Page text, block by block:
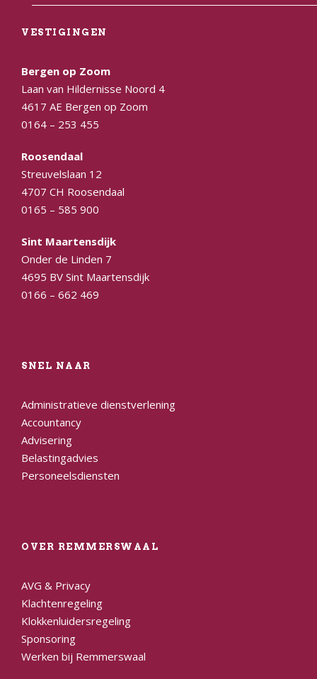
VESTIGINGEN
Bergen op Zoom
Laan van Hildernisse Noord 4
4617 AE Bergen op Zoom
0164 – 253 455
Roosendaal
Streuvelslaan 12
4707 CH Roosendaal
0165 – 585 900
Sint Maartensdijk
Onder de Linden 7
4695 BV Sint Maartensdijk
0166 – 662 469
SNEL NAAR
Administratieve dienstverlening
Accountancy
Advisering
Belastingadvies
Personeelsdiensten
OVER REMMERSWAAL
AVG & Privacy
Klachtenregeling
Klokkenluidersregeling
Sponsoring
Werken bij Remmerswaal